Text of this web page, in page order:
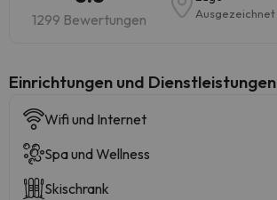
1299 Bewertungen Ausgezeichnet
​Einrichtungen und Dienstleistungen
Wifi und Internet
Spa und Wellness
Skischrank